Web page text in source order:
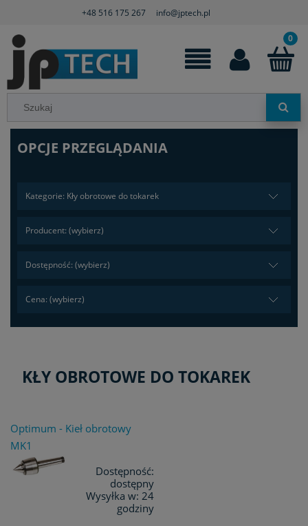
+48 516 175 267 info@jptech.pl
OPCJE PRZEGLĄDANIA
Kategorie: Kły obrotowe do tokarek
Producent: (wybierz)
Dostępność: (wybierz)
Cena: (wybierz)
KŁY OBROTOWE DO TOKAREK
Optimum - Kieł obrotowy
MK1
Dostępność:
dostępny
Wysyłka w: 24
godziny